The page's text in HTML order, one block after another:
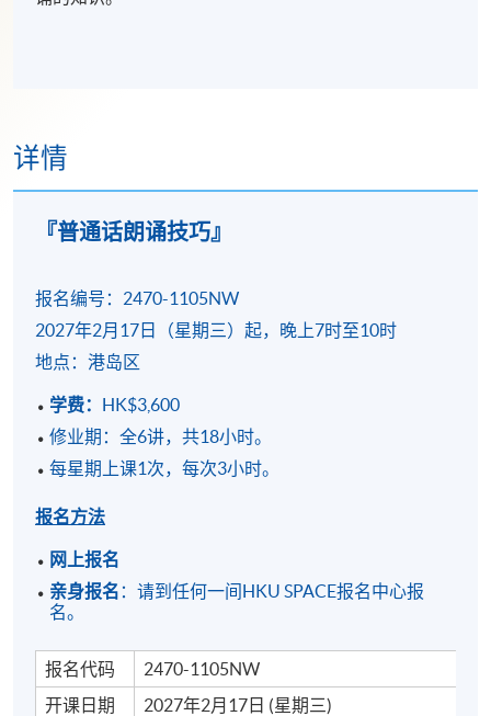
详情
『普通话朗诵技巧』
报名编号：2470-1105NW
2027年2月17日（星期三）起， 晚上7时至10时
地点：港岛区
学费： HK$3,600
修业期：全6讲，共18小时。
每星期上课1次，每次3小时。
报名方法
网上报名
亲身报名 ：请到任何一间HKU SPACE报名中心报
名。
报名代码
2470-1105NW
开课日期
2027年2月17日 (星期三)